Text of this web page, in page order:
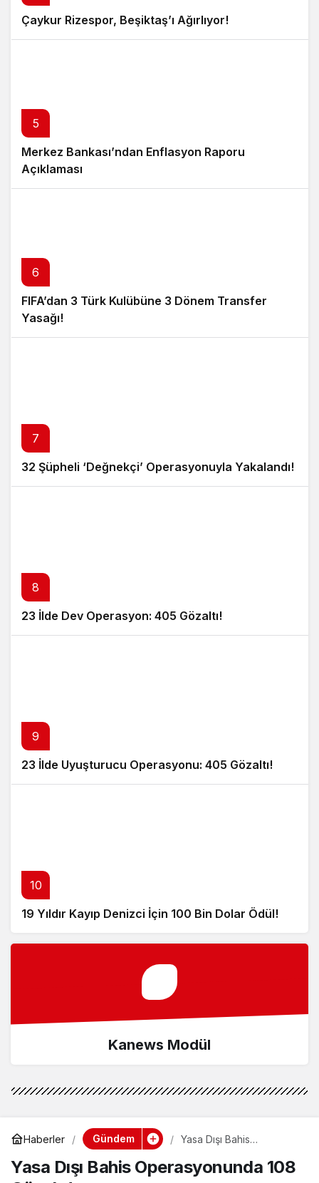
Çaykur Rizespor, Beşiktaş’ı Ağırlıyor!
5
Merkez Bankası’ndan Enflasyon Raporu
Açıklaması
6
FIFA’dan 3 Türk Kulübüne 3 Dönem Transfer
Yasağı!
7
32 Şüpheli ‘Değnekçi’ Operasyonuyla Yakalandı!
8
23 İlde Dev Operasyon: 405 Gözaltı!
9
23 İlde Uyuşturucu Operasyonu: 405 Gözaltı!
10
19 Yıldır Kayıp Denizci İçin 100 Bin Dolar Ödül!
Kanews Modül
Haberler Gündem
Yasa Dışı Bahis
Gözaltı!
Yasa Dışı Bahis Operasyonunda 108